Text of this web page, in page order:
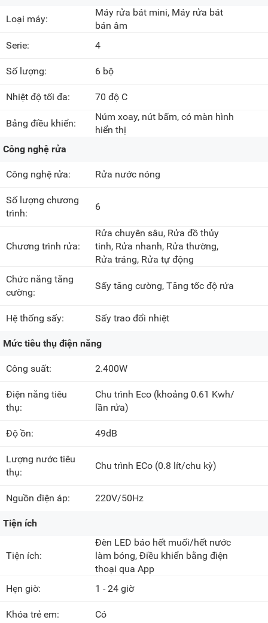
Loại máy:
Máy rửa bát mini, Máy rửa bát
bán âm
Serie:
4
Số lượng: 6 bộ
Nhiệt độ tối đa: 70 độ C
Bảng điều khiển:
Núm xoay, nút bấm, có màn hình
hiển thị
Công nghệ rửa
Công nghệ rửa: Rửa nước nóng
Số lượng chương
trình:
6
Chương trình rửa:
Rửa chuyên sâu, Rửa đồ thủy
tinh, Rửa nhanh, Rửa thường,
Rửa tráng, Rửa tự động
Chức năng tăng
cường:
Sấy tăng cường, Tăng tốc độ rửa
Hệ thống sấy: Sấy trao đổi nhiệt
Mức tiêu thụ điện năng
Công suất: 2.400W
Điện năng tiêu
thụ:
Chu trình Eco (khoảng 0.61 Kwh/
lần rửa)
Độ ồn: 49dB
Lượng nước tiêu
thụ:
Chu trình ECo (0.8 lít/chu kỳ)
Nguồn điện áp: 220V/50Hz
Tiện ích
Tiện ích:
Đèn LED báo hết muối/hết nước
làm bóng, Điều khiển bằng điện
thoại qua App
Hẹn giờ:
1 - 24 giờ
Khóa trẻ em: Có